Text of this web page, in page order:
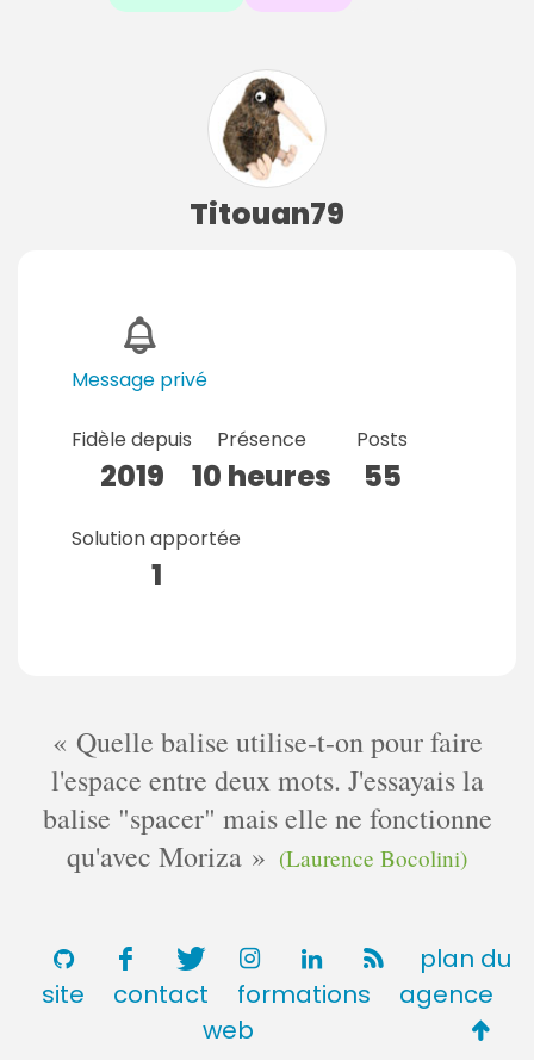
Titouan79
Message privé
Fidèle depuis
2019
Présence
10 heures
Posts
55
Solution apportée
1
Quelle balise utilise-t-on pour faire
l'espace entre deux mots. J'essayais la
balise "spacer" mais elle ne fonctionne
qu'avec Moriza
(Laurence Bocolini)
plan du
site
contact formations
agence
web